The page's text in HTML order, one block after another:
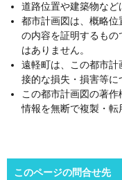
道路位置や建築物など
都市計画図は、概略
の内容を証明するも
はありません。
遠軽町は、この都市計
接的な損失・損害等に
この都市計画図の著
情報を無断で複製・転
このページの問合せ先